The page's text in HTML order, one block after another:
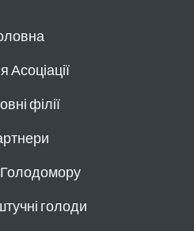
Асоціації
філії
Голодомору
голоди